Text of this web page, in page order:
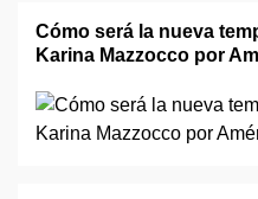
Cómo será la nueva
Karina Mazzocco por